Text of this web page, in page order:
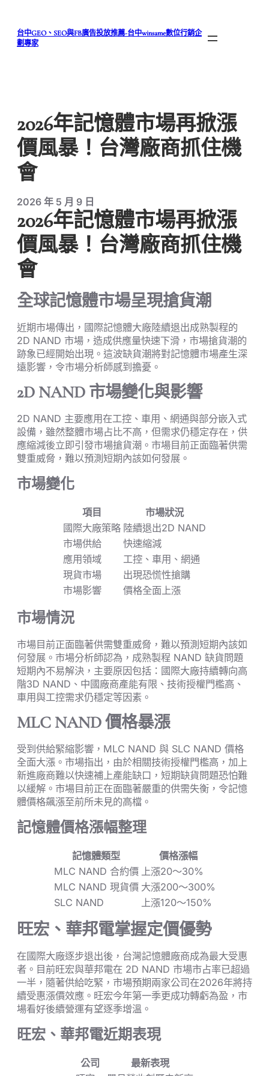
台中GEO、SEO與FB廣告投放推薦-台中winsame數位行銷企
劃專家
2026年記憶體市場再掀漲
價風暴！台灣廠商抓住機
會
2026 年 5 月 9 日
2026年記憶體市場再掀漲
價風暴！台灣廠商抓住機
會
全球記憶體市場呈現搶貨潮
近期市場傳出，國際記憶體大廠陸續退出成熟製程的
2D NAND 市場，造成供應量快速下滑，市場搶貨潮的
跡象已經開始出現。這波缺貨潮將對記憶體市場產生深
遠影響，令市場分析師感到擔憂。
2D NAND 市場變化與影響
2D NAND 主要應用在工控、車用、網通與部分嵌入式
設備，雖然整體市場占比不高，但需求仍穩定存在，供
應縮減後立即引發市場搶貨潮。市場目前正面臨著供需
雙重威脅，難以預測短期內該如何發展。
市場變化
項目
市場狀況
國際大廠策略 陸續退出2D NAND
市場供給
快速縮減
應用領域
工控、車用、網通
現貨市場
出現恐慌性搶購
市場影響
價格全面上漲
市場情況
市場目前正面臨著供需雙重威脅，難以預測短期內該如
何發展。市場分析師認為，成熟製程 NAND 缺貨問題
短期內不易解決，主要原因包括：國際大廠持續轉向高
階3D NAND、中國廠商產能有限、技術授權門檻高、
車用與工控需求仍穩定等因素。
MLC NAND 價格暴漲
受到供給緊縮影響，MLC NAND 與 SLC NAND 價格
全面大漲。市場指出，由於相關技術授權門檻高，加上
新進廠商難以快速補上產能缺口，短期缺貨問題恐怕難
以緩解。市場目前正在面臨著嚴重的供需失衡，令記憶
體價格飆漲至前所未見的高檔。
記憶體價格漲幅整理
記憶體類型
價格漲幅
MLC NAND 合約價 上漲20～30%
MLC NAND 現貨價 大漲200～300%
SLC NAND
上漲120～150%
旺宏、華邦電掌握定價優勢
在國際大廠逐步退出後，台灣記憶體廠商成為最大受惠
者。目前旺宏與華邦電在 2D NAND 市場市占率已超過
一半，隨著供給吃緊，市場預期兩家公司在2026年將持
續受惠漲價效應。旺宏今年第一季更成功轉虧為盈，市
場看好後續營運有望逐季增溫。
旺宏、華邦電近期表現
公司
最新表現